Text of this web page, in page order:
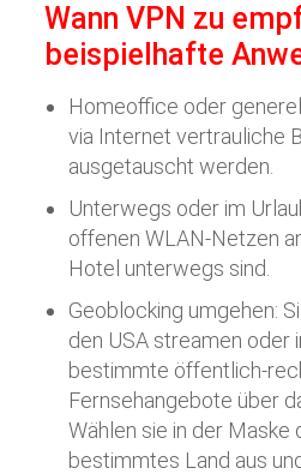
Wann VPN zu
beispielhafte
Homeoffice oder
via Internet vertrauliche
ausgetauscht werden.
Unterwegs oder im
offenen WLAN-Netzen
Hotel unterwegs sind.
Geoblocking umgehen:
den USA streamen oder
bestimmte öffentlich-
Fernsehangebote über
Wählen sie in der Maske
bestimmtes Land aus